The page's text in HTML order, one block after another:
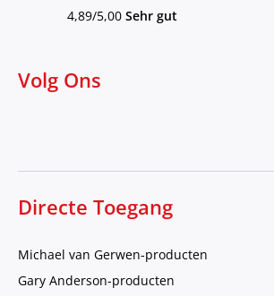
4,89/5,00 Sehr gut
Volg Ons
Directe Toegang
Michael van Gerwen-producten
Gary Anderson-producten